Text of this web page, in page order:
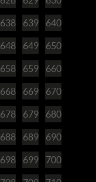
638 639 640
648 649 650
658 659 660
668 669 670
678 679 680
688 689 690
698 699 700